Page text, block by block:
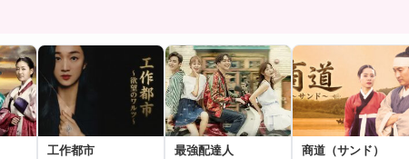
工作都市 最強配達人 商道（サンド）